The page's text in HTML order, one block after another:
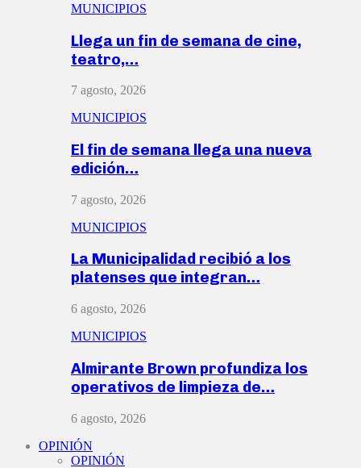
MUNICIPIOS
Llega un fin de semana de cine,
teatro,…
7 agosto, 2026
MUNICIPIOS
El fin de semana llega una nueva
edición…
7 agosto, 2026
MUNICIPIOS
La Municipalidad recibió a los
platenses que integran…
6 agosto, 2026
MUNICIPIOS
Almirante Brown profundiza los
operativos de limpieza de…
6 agosto, 2026
OPINIÓN
OPINIÓN